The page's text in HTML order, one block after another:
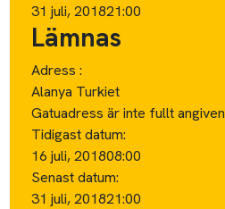
31 juli, 201821:00
Lämnas
Adress :
Alanya Turkiet
Gatuadress är inte fullt angiven
Tidigast datum:
16 juli, 201808:00
Senast datum:
31 juli, 201821:00